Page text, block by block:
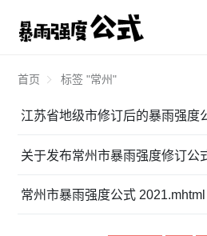
首页 标签 "常州"
江苏省地级市修订后的暴雨强度
关于发布常州市暴雨强度修订公
常州市暴雨强度公式 2021.mhtml